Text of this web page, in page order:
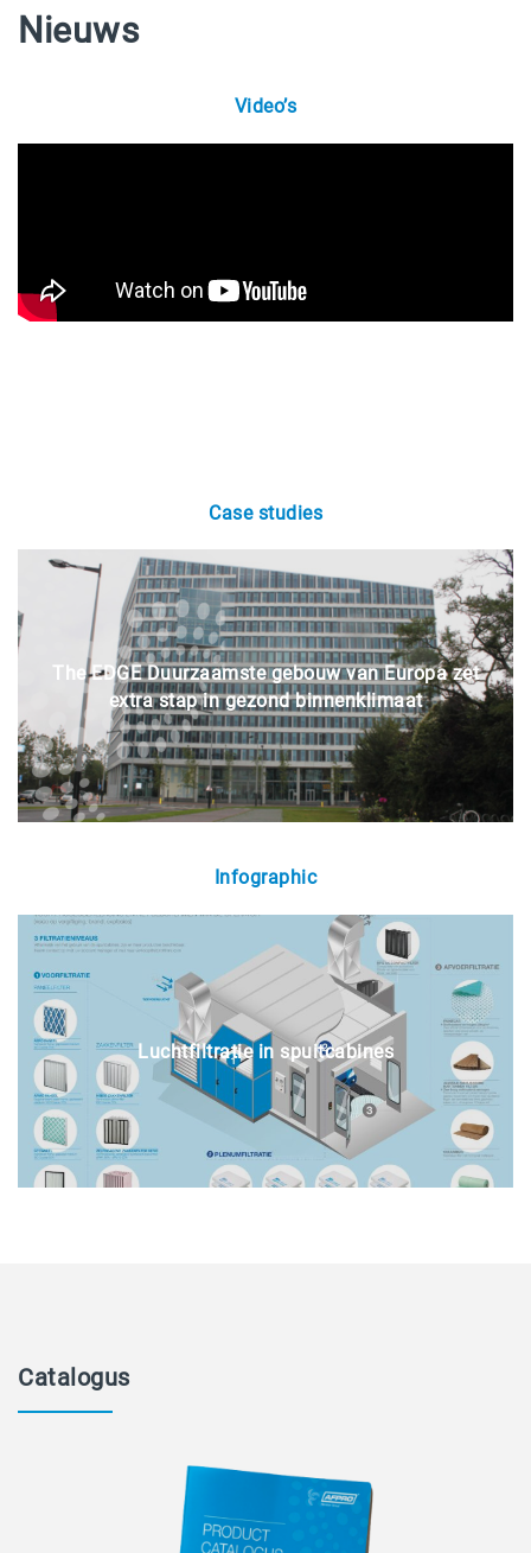
Nieuws
Video’s
Case studies
The EDGE Duurzaamste gebouw van Europa zet
extra stap in gezond binnenklimaat
Infographic
Luchtfiltratie in spuitcabines
Catalogus